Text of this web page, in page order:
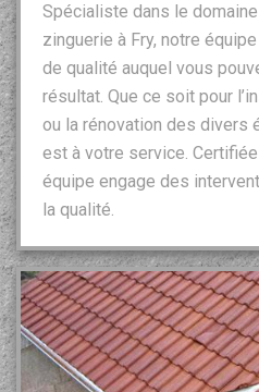
Spécialiste dans le
zinguerie à Fry, notre
de qualité auquel vous
résultat. Que ce soit pour
ou la rénovation des divers
est à votre service.
équipe engage des
la qualité.